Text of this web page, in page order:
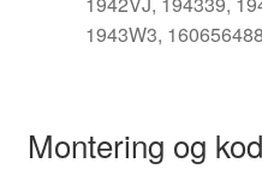
1943W3,
Montering og